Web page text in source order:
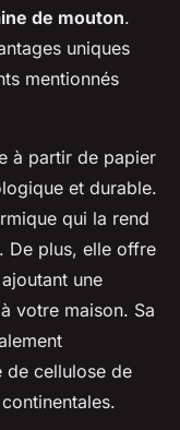
de mouton.
uniques
mentionnés
à partir de papier
et durable.
qui la rend
De plus, elle offre
une
votre maison. Sa
de cellulose de